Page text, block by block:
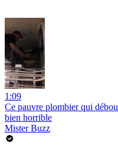
1:09
Ce pauvre plombier qui
bien horrible
Mister Buzz